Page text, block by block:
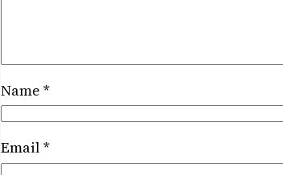
Name *
Email*